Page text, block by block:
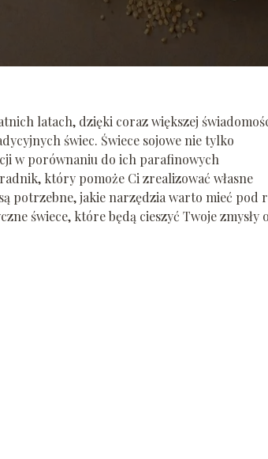
latach, dzięki coraz większej
świec. Świece sojowe nie tylko
w porównaniu do ich parafinowych
który pomoże Ci zrealizować własne
potrzebne, jakie narzędzia warto mieć pod
świece, które będą cieszyć Twoje zmysły